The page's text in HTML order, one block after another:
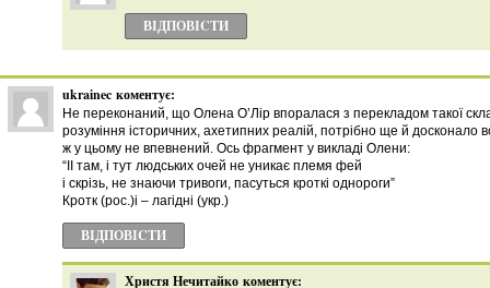
ВІДПОВІCТИ
ukrainec коментує:
Не переконаний, що Олена О’Лір впоралася з перекладом такої
розуміння історичних, ахетипних реалій, потрібно ще й досконало
ж у цьому не впевнений. Ось фрагмент у викладі Олени:
“ІІ там, і тут людських очей не уникає племя фей
і скрізь, не знаючи тривоги, пасуться кроткі однороги”
Кротк (рос.)і – лагідні (укр.)
ВІДПОВІCТИ
Христя Нечитайко коментує: